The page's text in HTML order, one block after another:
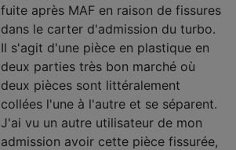
fuite après MAF en raison de fissures
dans le carter d'admission du turbo.
Il s'agit d'une pièce en plastique en
deux parties très bon marché où
deux pièces sont littéralement
collées l'une à l'autre et se séparent.
J'ai vu un autre utilisateur de mon
admission avoir cette pièce fissurée,